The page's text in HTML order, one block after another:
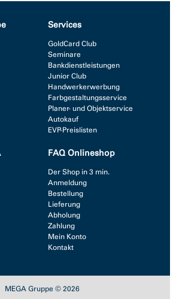
Services
GoldCard Club
Seminare
Bankdienstleistungen
Junior Club
Handwerkerwerbung
Farbgestaltungsservice
Planer- und Objektservice
Autokauf
EVP-Preislisten
FAQ Onlineshop
Der Shop in 3 min.
Anmeldung
Bestellung
Lieferung
Abholung
Zahlung
Mein Konto
Kontakt
MEGA Gruppe © 2026